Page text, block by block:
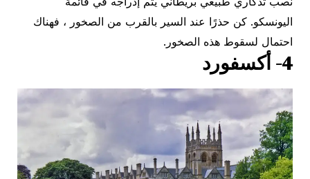
اليونسكو. كن حذرًا عند السير بالقرب من الصخور ، فهناك
احتمال لسقوط هذه الصخور.
4- أكسفورد